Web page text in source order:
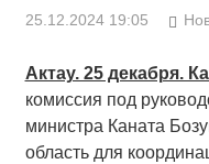
25.12.2024 19:05
Актау. 25 декабря.
комиссия под
министра Каната
область для